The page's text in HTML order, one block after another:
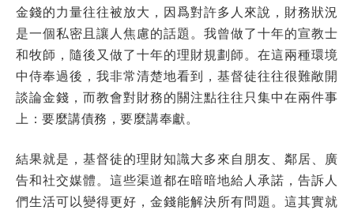
金錢的力量往往被放大，因爲對許多人來說，財務狀況
是一個私密且讓人焦慮的話題。我曾做了十年的宣教士
和牧師，隨後又做了十年的理財規劃師。在這兩種環境
中侍奉過後，我非常清楚地看到，基督徒往往很難敞開
談論金錢，而教會對財務的關注點往往只集中在兩件事
上：要麼講債務，要麼講奉獻。
結果就是，基督徒的理財知識大多來自朋友、鄰居、廣
告和社交媒體。這些渠道都在暗暗地給人承諾，告訴人
們生活可以變得更好，金錢能解決所有問題。這其實就